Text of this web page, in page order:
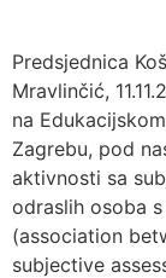
Predsjednica
Mravlinčić,
na
Zagrebu, pod
aktivnosti sa
odraslih osoba
(association
subjective